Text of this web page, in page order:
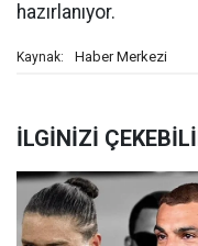
hazırlanıyor.
Kaynak: Haber Merkezi